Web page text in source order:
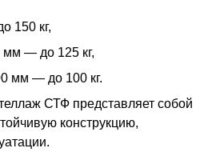
150 кг,
— до 125 кг,
мм — до 100 кг.
СТФ представляет собой
конструкцию,